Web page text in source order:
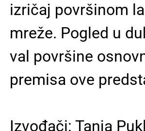
izričaj površinom
mreže. Pogled u
val površine
premisa ove
Izvođači: Tanja